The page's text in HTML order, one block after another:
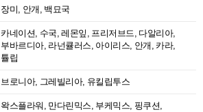
장미, 안개, 백묘국
카네이션, 수국, 레몬잎, 프리저브드, 다알리아,
부바르디아, 라넌큘러스, 아이리스, 안개, 카라,
튤립
브로니아, 그레빌리아, 유킬립투스
왁스플라워, 만다린믹스, 부케믹스, 핑쿠션,